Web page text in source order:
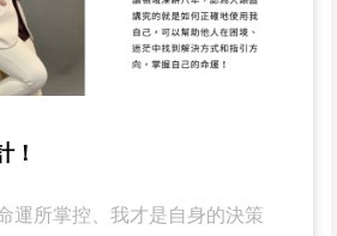
！
運所掌控、我才是自身的決策